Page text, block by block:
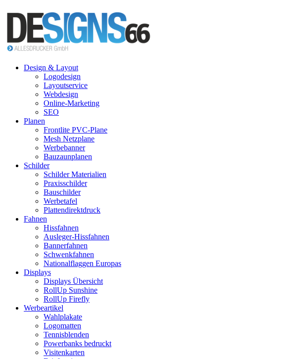
Design & Layout
Logodesign
Layoutservice
Webdesign
Online-Marketing
SEO
Planen
Frontlite PVC-Plane
Mesh Netzplane
Werbebanner
Bauzaunplanen
Schilder
Schilder Materialien
Praxisschilder
Bauschilder
Werbetafel
Plattendirektdruck
Fahnen
Hissfahnen
Ausleger-Hissfahnen
Bannerfahnen
Schwenkfahnen
Nationalflaggen Europas
Displays
Displays Übersicht
RollUp Sunshine
RollUp Firefly
Werbeartikel
Wahlplakate
Logomatten
Tennisblenden
Powerbanks bedruckt
Visitenkarten